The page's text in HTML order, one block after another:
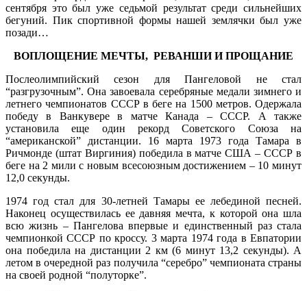
сентября это был уже седьмой результат среди сильнейших
бегуний. Пик спортивной формы нашей землячки был уже
позади…
ВОПЛОЩЕНИЕ МЕЧТЫ, РЕВАНШИ И ПРОЩАНИЕ
Послеолимпийский сезон для Пангеловой не стал
“разгрузочным”. Она завоевала серебряные медали зимнего и
летнего чемпионатов СССР в беге на 1500 метров. Одержала
победу в Ванкувере в матче Канада – СССР. А также
установила еще один рекорд Советского Союза на
“американской” дистанции. 16 марта 1973 года Тамара в
Ричмонде (штат Виргиния) победила в матче США – СССР в
беге на 2 мили с новым всесоюзным достижением – 10 минут
12,0 секунды.
1974 год стал для 30-летней Тамары ее лебединой песней.
Наконец осуществилась ее давняя мечта, к которой она шла
всю жизнь – Пангелова впервые и единственный раз стала
чемпионкой СССР по кроссу. 3 марта 1974 года в Евпатории
она победила на дистанции 2 км (6 минут 13,2 секунды). А
летом в очередной раз получила “серебро” чемпионата страны
на своей родной “полуторке”.